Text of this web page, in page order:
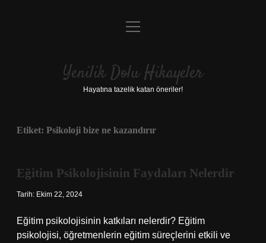
Anasayfa
Yasal Uyarı
menüyü
Yenilik Dolu Hikayeler
Hayatına tazelik katan öneriler!
Etiket: Psikoloji bize ne kazandırır
Eğitim Psikolojisinin Faydaları Nelerdir
Tarih: Ekim 22, 2024
Eğitim psikolojisinin katkıları nelerdir? Eğitim
psikolojisi, öğretmenlerin eğitim süreçlerini etkili ve